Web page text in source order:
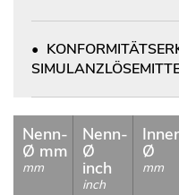
Nenn-
Ø mm
mm
Nenn-
Ø
inch
inch
Ø
mm